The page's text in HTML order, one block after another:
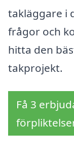
takläggare i
frågor och
hitta den
takprojekt.
Få 3